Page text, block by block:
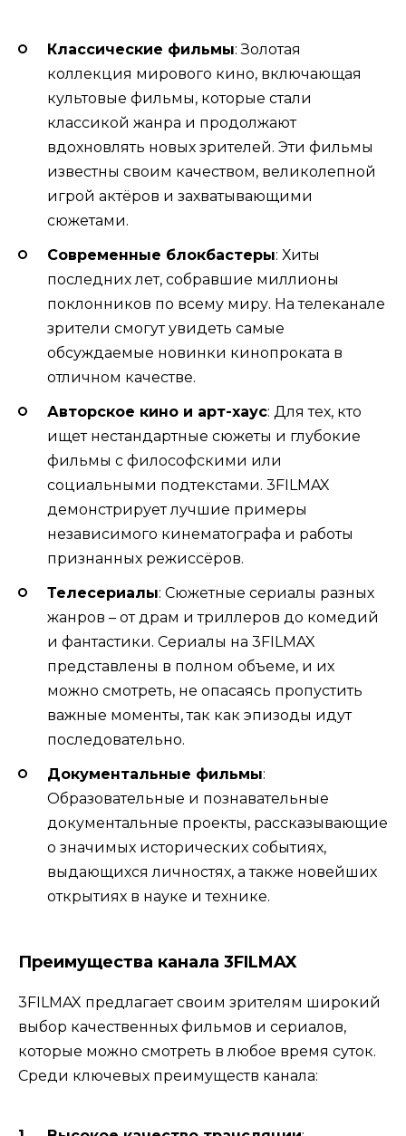
Классические фильмы: Золотая
коллекция мирового кино, включающая
культовые фильмы, которые стали
классикой жанра и продолжают
вдохновлять новых зрителей. Эти фильмы
известны своим качеством, великолепной
игрой актёров и захватывающими
сюжетами.
Современные блокбастеры: Хиты
последних лет, собравшие миллионы
поклонников по всему миру. На телеканале
зрители смогут увидеть самые
обсуждаемые новинки кинопроката в
отличном качестве.
Авторское кино и арт-хаус: Для тех, кто
ищет нестандартные сюжеты и глубокие
фильмы с философскими или
социальными подтекстами. 3FILMAX
демонстрирует лучшие примеры
независимого кинематографа и работы
признанных режиссёров.
Телесериалы: Сюжетные сериалы разных
жанров – от драм и триллеров до комедий
и фантастики. Сериалы на 3FILMAX
представлены в полном объеме, и их
можно смотреть, не опасаясь пропустить
важные моменты, так как эпизоды идут
последовательно.
Документальные фильмы:
Образовательные и познавательные
документальные проекты, рассказывающие
о значимых исторических событиях,
выдающихся личностях, а также новейших
открытиях в науке и технике.
Преимущества канала 3FILMAX
3FILMAX предлагает своим зрителям широкий
выбор качественных фильмов и сериалов,
которые можно смотреть в любое время суток.
Среди ключевых преимуществ канала: